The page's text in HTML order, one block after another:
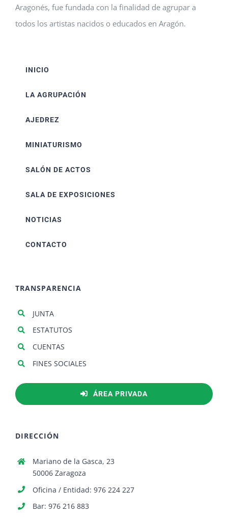
Aragonés, fue fundada con la finalidad de agrupar a
todos los artistas nacidos o educados en Aragón.
INICIO
LA AGRUPACIÓN
AJEDREZ
MINIATURISMO
SALÓN DE ACTOS
SALA DE EXPOSICIONES
NOTICIAS
CONTACTO
TRANSPARENCIA
JUNTA
ESTATUTOS
CUENTAS
FINES SOCIALES
ÁREA PRIVADA
DIRECCIÓN
Mariano de la Gasca, 23
50006 Zaragoza
Oficina / Entidad: 976 224 227
Bar: 976 216 883